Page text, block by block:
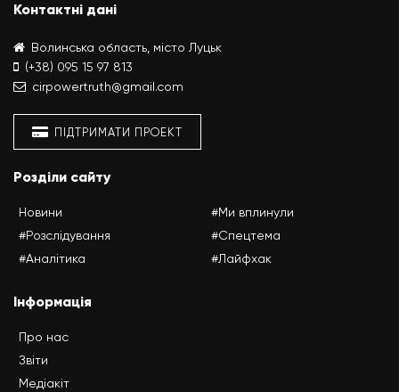
Контактні дані
Волинська область, місто Луцьк
(+38) 095 15 97 813
cirpowertruth@gmail.com
ПІДТРИМАТИ ПРОЕКТ
Розділи сайту
Новини
#Розслідування
#Аналітика
#Ми вплинули
#Спецтема
#Лайфхак
Інформація
Про нас
Звіти
Медіакіт